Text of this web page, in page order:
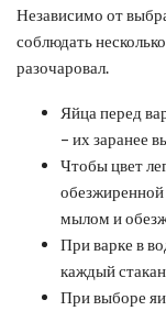
Независимо от
соблюдать
разочаровал.
Яйца перед
– их заранее
Чтобы цвет
обезжиренной
мылом и
При варке в
каждый
При выборе